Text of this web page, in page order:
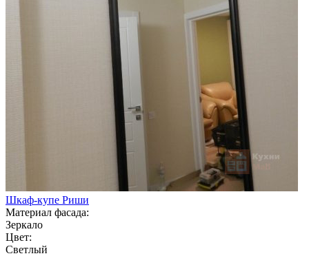
Шкаф-купе Риши
Материал фасада:
Зеркало
Цвет:
Светлый